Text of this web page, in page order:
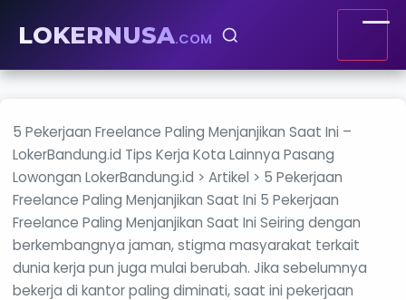
LOKERNUSA.COM
5 Pekerjaan Freelance Paling Menjanjikan Saat Ini –
LokerBandung.id Tips Kerja Kota Lainnya Pasang
Lowongan LokerBandung.id > Artikel > 5 Pekerjaan
Freelance Paling Menjanjikan Saat Ini 5 Pekerjaan
Freelance Paling Menjanjikan Saat Ini Seiring dengan
berkembangnya jaman, stigma masyarakat terkait
dunia kerja pun juga mulai berubah. Jika sebelumnya
bekerja di kantor paling diminati, saat ini pekerjaan